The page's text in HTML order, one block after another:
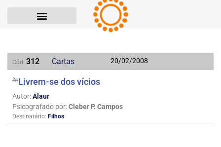
Cód: 312 Cartas 20/02/2008
Livrem-se dos vícios
Autor:Alaur
Psicografado por:Cleber P. Campos
Destinatário: Filhos